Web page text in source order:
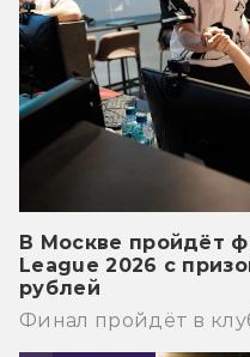
В Москве пройдёт
League 2026 с
рублей
Финал пройдёт в